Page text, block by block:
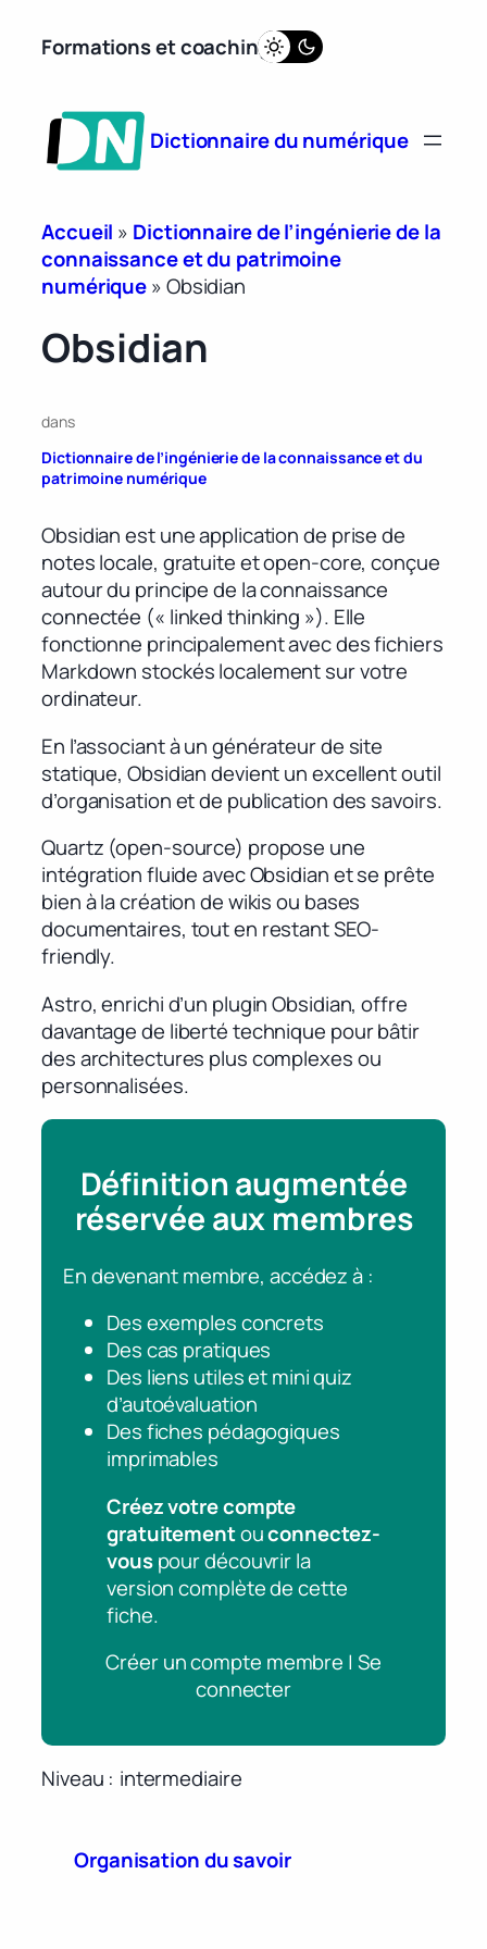
Formations et coaching
Dictionnaire du numérique
Accueil » Dictionnaire de l’ingénierie de la
connaissance et du patrimoine
numérique»Obsidian
Obsidian
dans
Dictionnaire de l’ingénierie de la connaissance et du
patrimoine numérique
Obsidian est une application de prise de
notes locale, gratuite et open-core, conçue
autour du principe de la connaissance
connectée (« linked thinking »). Elle
fonctionne principalement avec des fichiers
Markdown stockés localement sur votre
ordinateur.
En l’associant à un générateur de site
statique, Obsidian devient un excellent outil
d’organisation et de publication des savoirs.
Quartz (open-source) propose une
intégration fluide avec Obsidian et se prête
bien à la création de wikis ou bases
documentaires, tout en restant SEO-
friendly.
Astro, enrichi d’un plugin Obsidian, offre
davantage de liberté technique pour bâtir
des architectures plus complexes ou
personnalisées.
Définition augmentée
réservée aux membres
En devenant membre, accédez à :
Des exemples concrets
Des cas pratiques
Des liens utiles et mini quiz
d’autoévaluation
Des fiches pédagogiques
imprimables
Créez votre compte
gratuitementouconnectez-
vouspour découvrir la
version complète de cette
fiche.
Créer un compte membre | Se
connecter
Niveau intermediaire
Organisation du savoir